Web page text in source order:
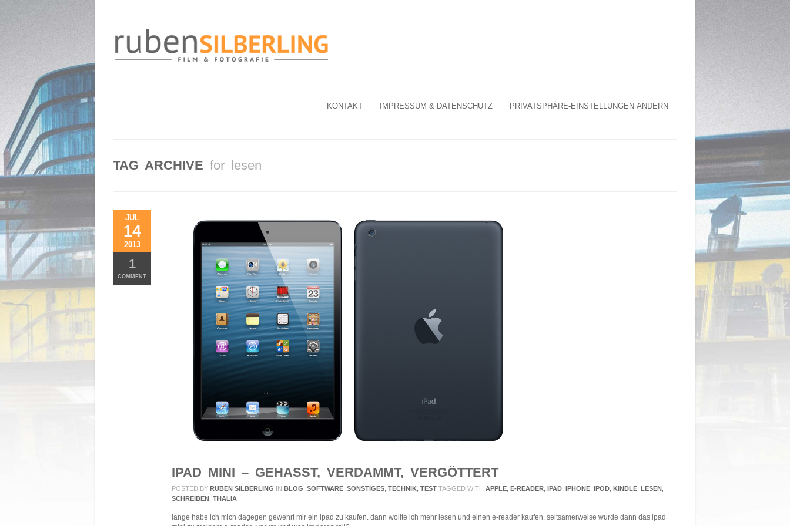
KONTAKT IMPRESSUM & DATENSCHUTZ PRIVATSPHÄRE-EINSTELLUNGEN ÄNDERN
TAG ARCHIVE for lesen
JUL
14
2013
1
COMMENT
IPAD MINI – GEHASST, VERDAMMT, VERGÖTTERT
POSTED BY RUBEN SILBERLING IN BLOG SOFTWARE SONSTIGES TECHNIK TEST TAGGED WITH APPLE E-READER IPAD IPHONE IPOD KINDLE LESEN
SCHREIBEN THALIA
lange habe ich mich dagegen gewehrt mir ein ipad zu kaufen. dann wollte ich mehr lesen und einen e-reader kaufen. seltsamerweise wurde dann das ipad